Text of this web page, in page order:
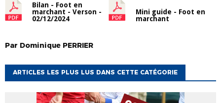
Bilan - Foot en
marchant - Verson -
02/12/2024
Mini guide - Foot en
marchant
Par Dominique PERRIER
ARTICLES LES PLUS LUS DANS CETTE CATÉGORIE